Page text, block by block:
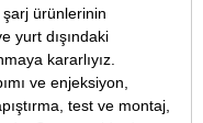
ürünlerinin
yurt dışındaki
kararlıyız.
ve enjeksiyon,
test ve montaj,